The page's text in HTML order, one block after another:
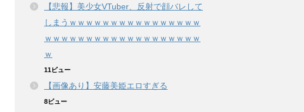
【悲報】美少女VTuber、反射で顔バレして
しまうｗｗｗｗｗｗｗｗｗｗｗｗｗｗｗｗ
ｗｗｗｗｗｗｗｗｗｗｗｗｗｗｗｗｗｗｗ
ｗ
11ビュー
【画像あり】安藤美姫エロすぎる
8ビュー